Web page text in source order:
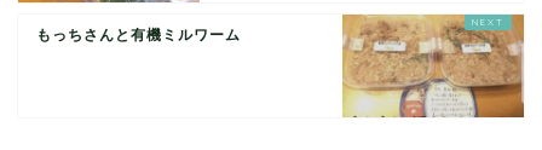
もっちさんと有機ミルワーム